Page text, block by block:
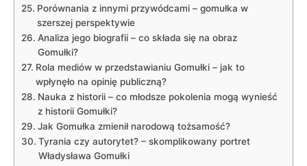
Porównania z innymi przywódcami – gomułka w
szerszej perspektywie
Analiza jego biografii – co składa się na obraz
Gomułki?
Rola mediów w przedstawianiu Gomułki – jak to
wpłynęło na opinię publiczną?
Nauka z historii – co młodsze pokolenia mogą wynieść
z historii Gomułki?
Jak Gomułka zmienił narodową tożsamość?
Tyrania czy autorytet? – skomplikowany portret
Władysława Gomułki